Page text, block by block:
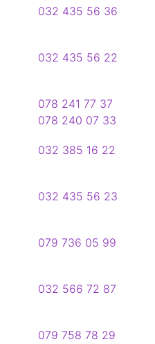
032 435 56 36
032 435 56 22
078 241 77 37
078 240 07 33
032 385 16 22
032 435 56 23
079 736 05 99
032 566 72 87
079 758 78 29